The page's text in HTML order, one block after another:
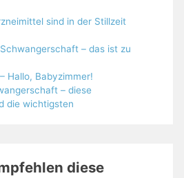
sind in der Stillzeit
– das ist zu
Hallo, Babyzimmer!
– diese
die wichtigsten
diese